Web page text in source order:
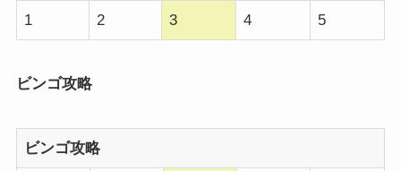
1 2 3 4 5
ビンゴ攻略
ビンゴ攻略